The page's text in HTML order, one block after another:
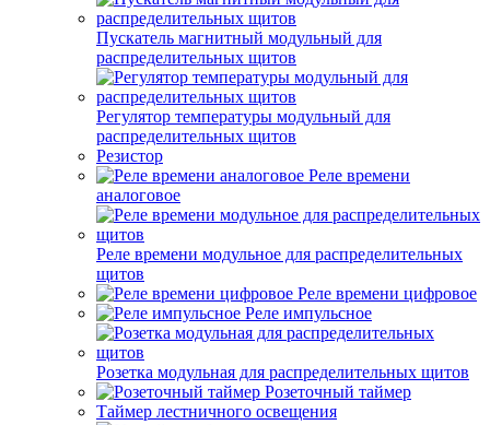
Пускатель магнитный модульный для
распределительных щитов
Регулятор температуры модульный для
распределительных щитов
Резистор
Реле времени
аналоговое
Реле времени модульное для распределительных
щитов
Реле времени цифровое
Реле импульсное
Розетка модульная для распределительных щитов
Розеточный таймер
Таймер лестничного освещения